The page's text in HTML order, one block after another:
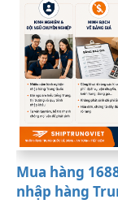
Mua hàng
nhập hàng